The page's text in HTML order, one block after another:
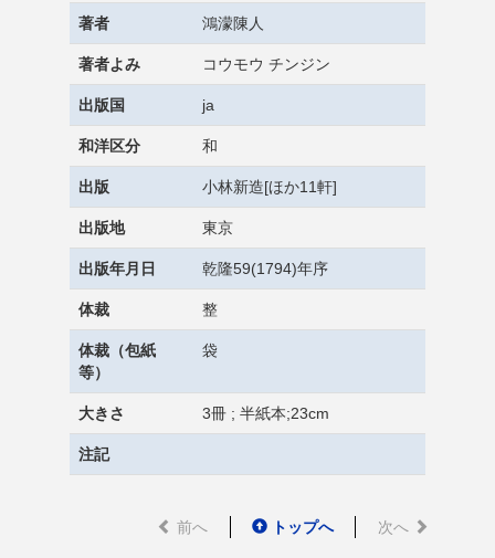
著者 鴻濛陳人
著者よみ コウモウ チンジン
出版国 ja
和洋区分 和
出版 小林新造[ほか11軒]
出版地 東京
出版年月日 乾隆59(1794)年序
体裁 整
体裁（包紙
等）
袋
大きさ 3冊 ; 半紙本;23cm
注記
前へ トップへ 次へ